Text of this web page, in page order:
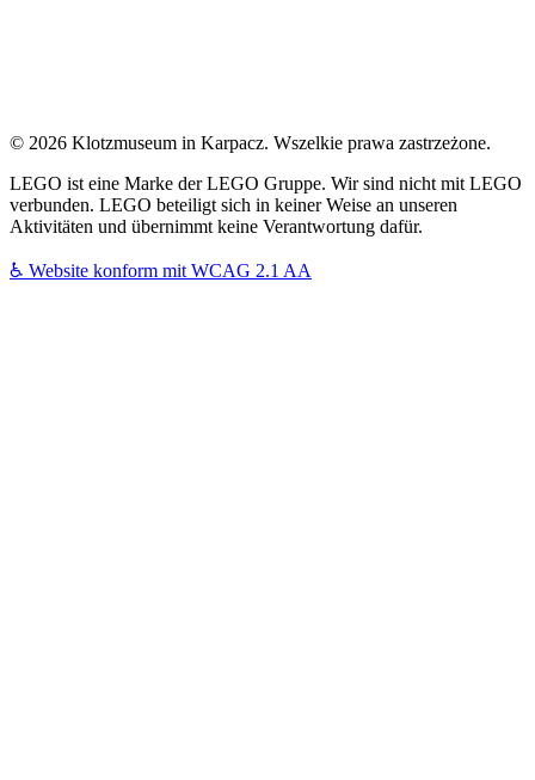
© 2026 Klotzmuseum in Karpacz. Wszelkie prawa zastrzeżone.
LEGO ist eine Marke der LEGO Gruppe. Wir sind nicht mit LEGO
verbunden. LEGO beteiligt sich in keiner Weise an unseren
Aktivitäten und übernimmt keine Verantwortung dafür.
♿ Website konform mit WCAG 2.1 AA